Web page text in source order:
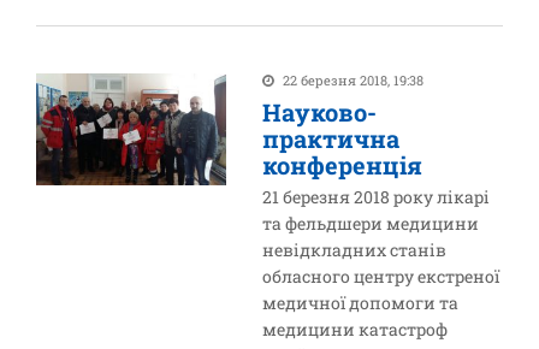
22 березня 2018, 19:38
Науково-
практична
конференція
21 березня 2018 року лікарі
та фельдшери медицини
невідкладних станів
обласного центру екстреної
медичної допомоги та
медицини катастроф